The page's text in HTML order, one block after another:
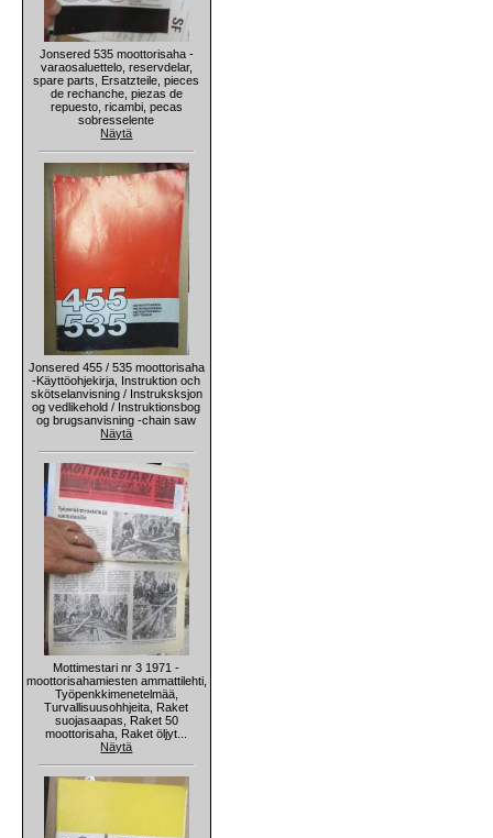
Jonsered 535 moottorisaha -
varaosaluettelo, reservdelar,
spare parts, Ersatzteile, pieces
de rechanche, piezas de
repuesto, ricambi, pecas
sobresselente
Näytä
Jonsered 455 / 535 moottorisaha
-Käyttöohjekirja, Instruktion och
skötselanvisning / Instruksksjon
og vedlikehold / Instruktionsbog
og brugsanvisning -chain saw
Näytä
Mottimestari nr 3 1971 -
moottorisahamiesten ammattilehti,
Työpenkkimenetelmää,
Turvallisuusohhjeita, Raket
suojasaapas, Raket 50
moottorisaha, Raket öljyt...
Näytä